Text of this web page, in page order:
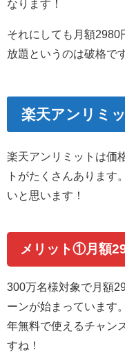
なります！
それにしても月額2980
放題というのは破格で
楽天アンリミ
楽天アンリミットは価
トがたくさんあります
いと思います！
メリット①月額
300万名様対象で月額
ーンが始まっています
年無料で使えるチャン
すね！